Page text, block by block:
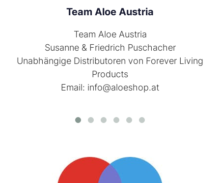
Team Aloe Austria
Team Aloe Austria
Susanne & Friedrich Puschacher
Unabhängige Distributoren von Forever Living
Products
Email: info@aloeshop.at